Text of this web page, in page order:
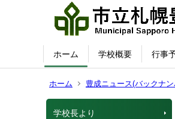
ホーム 学校概要 行事
ホーム 豊成ニュース(バックナ
学校長より